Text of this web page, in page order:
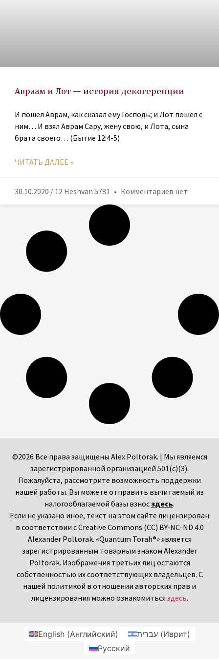
Авраам и Лот — история декогеренции
И пошел Аврам, как сказал ему Господь; и Лот пошел с
ним… И взял Аврам Сару, жену свою, и Лота, сына
брата своего… (Бытие 12:4-5)
ЧИТАТЬ ДАЛЕЕ »
30.10.2020 / 12 Heshvan 5781 Комментариев нет
©2026 Все права защищены Alex Poltorak. | Мы являемся
зарегистрированной организацией 501(c)(3).
Пожалуйста, рассмотрите возможность поддержки
нашей работы. Вы можете отправить вычитаемый из
налогооблагаемой базы взнос здесь.
Если не указано иное, текст на этом сайте лицензирован
в соответствии с Creative Commons (CC) BY-NC-ND 4.0
Alexander Poltorak. «Quantum Torah®» является
зарегистрированным товарным знаком Alexander
Poltorak. Изображения третьих лиц остаются
собственностью их соответствующих владельцев. С
нашей политикой в отношении авторских прав и
лицензирования можно ознакомиться здесь.
English(Английский) עברית(Иврит)
Русский